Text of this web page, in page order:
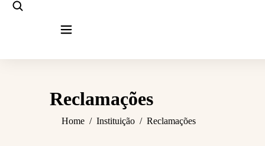
Reclamações
You are here:
Home Instituição Reclamações